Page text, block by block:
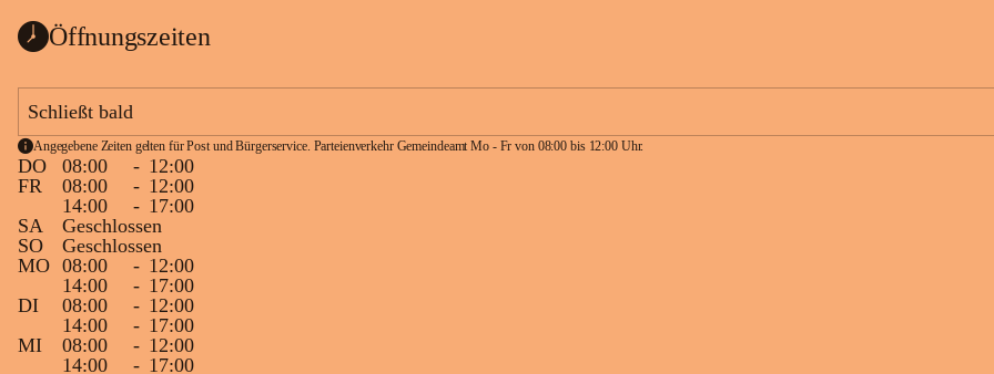
Öffnungszeiten
Schließt bald
Angegebene Zeiten gelten für Post und Bürgerservice. Parteienverkehr Gemeindeamt Mo - Fr von 08:00 bis 12:00 Uhr.
DO 08:00 - 12:00
FR
08:00 - 12:00
14:00
- 17:00
SA
Geschlossen
SO
Geschlossen
MO 08:00 - 12:00
14:00
- 17:00
DI
08:00 - 12:00
14:00
- 17:00
MI
08:00 - 12:00
14:00
- 17:00